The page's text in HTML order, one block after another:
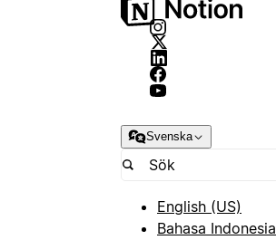
Svenska
English (US)
Bahasa Indonesia